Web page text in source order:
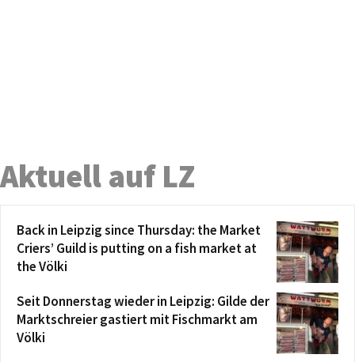
Aktuell auf LZ
Back in Leipzig since Thursday: the Market
Criers’ Guild is putting on a fish market at
the Völki
Seit Donnerstag wieder in Leipzig: Gilde der
Marktschreier gastiert mit Fischmarkt am
Völki